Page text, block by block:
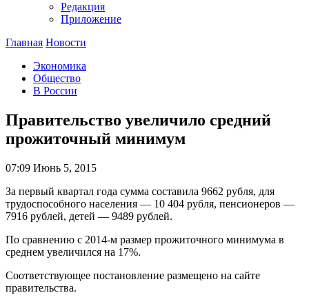
Редакция
Приложение
Главная Новости
Экономика
Общество
В России
Правительство увеличило средний
прожиточный минимум
07:09 Июнь 5, 2015
За первый квартал года сумма составила 9662 рубля, для
трудоспособного населения — 10 404 рубля, пенсионеров —
7916 рублей, детей — 9489 рублей.
По сравнению с 2014-м размер прожиточного минимума в
среднем увеличился на 17%.
Соответствующее постановление размещено на сайте
правительства.